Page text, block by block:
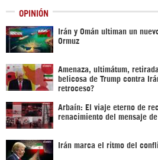
OPINIÓN
Irán y Omán ultiman un
Ormuz
Amenaza, ultimátum,
belicosa de Trump contra
retroceso?
Arbaín: El viaje eterno de
renacimiento del mensaje de
Irán marca el ritmo del